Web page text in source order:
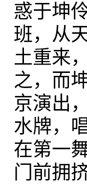
惑于坤
班，从
土重来
之，而
京演出
水牌，
在第一
门前拥